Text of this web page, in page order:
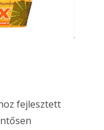
fejlesztett